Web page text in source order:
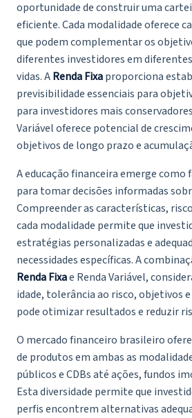
oportunidade de construir uma
eficiente. Cada modalidade oferece
que podem complementar os
diferentes investidores em
vidas. ARenda Fixaproporciona
previsibilidade essenciais para
para investidores mais
Variável oferece potencial de
objetivos de longo prazo e
A educação financeira emerge
para tomar decisões informadas
Compreender as características,
cada modalidade permite que
estratégias personalizadas e
necessidades específicas. A
Renda Fixae Renda Variável,
idade, tolerância ao risco, objetivos
pode otimizar resultados e reduzir
O mercado financeiro brasileiro
de produtos em ambas as
públicos e CDBs até ações, fundos
Esta diversidade permite que
perfis encontrem alternativas